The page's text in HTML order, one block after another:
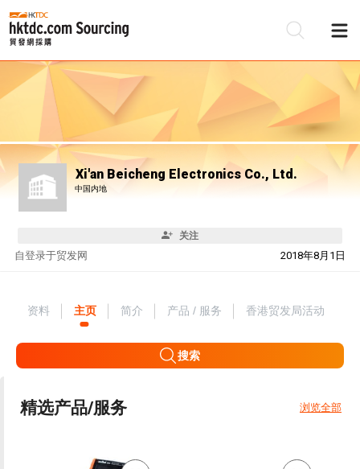
Xi'an Beicheng Electronics Co., Ltd.
中国内地
关注
自 2018年8月1日
登录于贸发网
资料 主页 简介 产品 / 服务 香港贸发局活动
搜索
精选产品/服务 浏览全部